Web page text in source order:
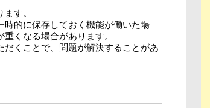
す。
的に保存しておく機能が働いた場
くなる場合があります。
くことで、問題が解決することがあ